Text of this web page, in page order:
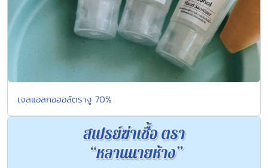
เจลแอลกอฮอล์ตรางู 70%